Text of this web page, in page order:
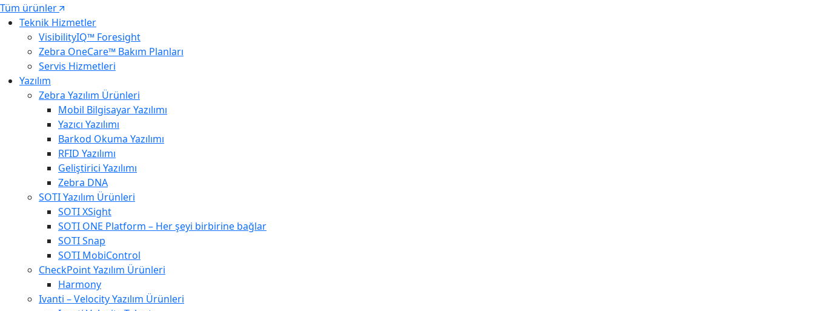
Tüm ürünler
Teknik Hizmetler
VisibilityIQ™ Foresight
Zebra OneCare™ Bakım Planları
Servis Hizmetleri
Yazılım
Zebra Yazılım Ürünleri
Mobil Bilgisayar Yazılımı
Yazıcı Yazılımı
Barkod Okuma Yazılımı
RFID Yazılımı
Geliştirici Yazılımı
Zebra DNA
SOTI Yazılım Ürünleri
SOTI XSight
SOTI ONE Platform – Her şeyi birbirine bağlar
SOTI Snap
SOTI MobiControl
CheckPoint Yazılım Ürünleri
Harmony
Ivanti – Velocity Yazılım Ürünleri